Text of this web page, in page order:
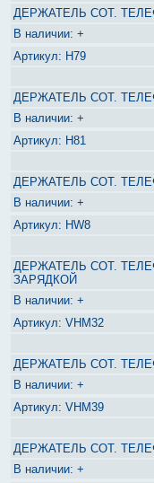
ДЕРЖАТЕЛЬ СОТ.
+
H79
ДЕРЖАТЕЛЬ СОТ.
+
H81
ДЕРЖАТЕЛЬ СОТ.
+
HW8
ДЕРЖАТЕЛЬ СОТ.
ЗАРЯДКОЙ
+
VHM32
ДЕРЖАТЕЛЬ СОТ.
+
VHM39
ДЕРЖАТЕЛЬ СОТ.
+